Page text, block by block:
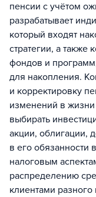
пенсии с учётом
разрабатывает
который входят
стратегии, а также
фондов и
для накопления.
и корректировку
изменений в
выбирать
акции, облигации,
в его обязанности
налоговым
распределению
клиентами